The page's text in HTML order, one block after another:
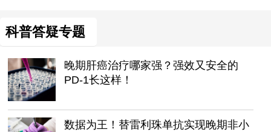
科普答疑专题
晚期肝癌治疗哪家强？强效又安全的
PD-1长这样！
数据为王！替雷利珠单抗实现晚期非小